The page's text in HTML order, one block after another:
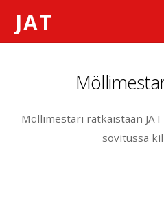
JAT
Möllimestari ratkaistaan
sovitussa